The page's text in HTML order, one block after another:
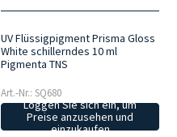
UV Flüssigpigment Prisma Gloss
White schillerndes 10 ml
Pigmenta TNS
Art.-Nr.: SQ680
Loggen Sie sich ein, um
Preise anzusehen und
einzukaufen